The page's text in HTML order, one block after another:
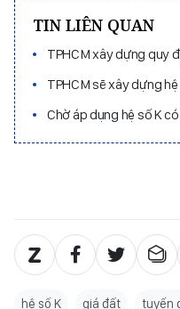
Chờ áp dụng hệ số K
đất nông nghiệp bảng